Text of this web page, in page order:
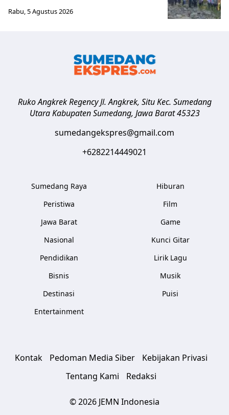
Rabu, 5 Agustus 2026
Ruko Angkrek Regency Jl. Angkrek, Situ Kec. Sumedang
Utara Kabupaten Sumedang, Jawa Barat 45323
sumedangekspres@gmail.com
+6282214449021
Sumedang Raya
Peristiwa
Jawa Barat
Nasional
Pendidikan
Bisnis
Destinasi
Entertainment
Hiburan
Film
Game
Kunci Gitar
Lirik Lagu
Musik
Puisi
Kontak Pedoman Media Siber
Kebijakan Privasi
Tentang Kami
Redaksi
© 2026 JEMN Indonesia